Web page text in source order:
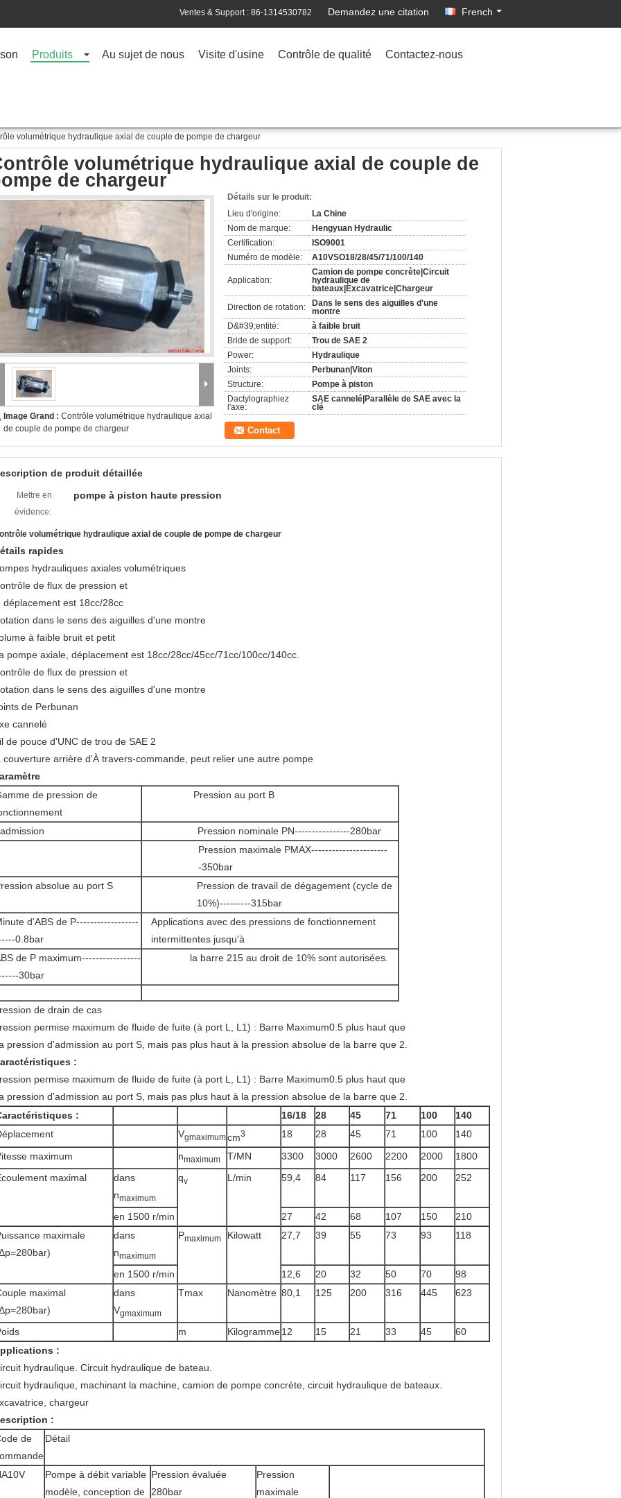
Ventes & Support : 86-1314530782 Demandez une citation French
Produits Au sujet de nous Visite d'usine Contrôle de qualité Contactez-nous
volumétrique hydraulique axial de couple de pompe de chargeur
volumétrique hydraulique axial de couple de
de chargeur
Image Grand : Contrôle volumétrique hydraulique axial
de couple de pompe de chargeur
Détails sur le produit:
Lieu d'origine:
La Chine
Nom de marque:
Hengyuan Hydraulic
Certification:
ISO9001
Numéro de modèle:
A10VSO18/28/45/71/100/140
Application:
Camion de pompe concrète|Circuit
hydraulique de
bateaux|Excavatrice|Chargeur
Direction de rotation:
Dans le sens des aiguilles d'une
montre
D&#39;entité:
à faible bruit
Bride de support:
Trou de SAE 2
Power:
Hydraulique
Joints:
Perbunan|Viton
Structure:
Pompe à piston
Dactylographiez
l'axe:
SAE cannelé|Parallèle de SAE avec la
clé
Contact
de produit détaillée
Mettre en
évidence:
pompe à piston haute pression
volumétrique hydraulique axial de couple de pompe de chargeur
rapides
hydrauliques axiales volumétriques
de flux de pression et
déplacement est 18cc/28cc
dans le sens des aiguilles d'une montre
à faible bruit et petit
pompe axiale, déplacement est 18cc/28cc/45cc/71cc/100cc/140cc.
de flux de pression et
dans le sens des aiguilles d'une montre
de Perbunan
cannelé
de pouce d'UNC de trou de SAE 2
couverture arrière d'À travers-commande, peut relier une autre pompe
de pression de
Pression au port B
Pression nominale PN----------------280bar
Pression maximale PMAX----------------------
-350bar
absolue au port S
Pression de travail de dégagement (cycle de
10%)---------315bar
d'ABS de P------------------
0.8bar
Applications avec des pressions de fonctionnement
intermittentes jusqu'à
de P maximum-----------------
30bar
la barre 215 au droit de 10% sont autorisées.
de drain de cas
permise maximum de fluide de fuite (à port L, L1) : Barre Maximum0.5 plus haut que
pression d'admission au port S, mais pas plus haut à la pression absolue de la barre que 2.
:
permise maximum de fluide de fuite (à port L, L1) : Barre Maximum0.5 plus haut que
pression d'admission au port S, mais pas plus haut à la pression absolue de la barre que 2.
:
16/18 28 45 71 100
140
Vgmaximumcm3 18 28 45 71 100
140
maximum
nmaximum T/MN 3300 3000 2600 2200 2000
1800
maximal
dans
nmaximum
qv L/min 59,4 84 117 156 200 252
en 1500 r/min 27 42 68 107 150
210
maximale
dans
nmaximum
Pmaximum Kilowatt 27,7 39 55 73 93 118
en 1500 r/min 12,6 20 32 50 70
98
maximal
dans
Vgmaximum
Tmax Nanomètre 80,1 125 200 316 445 623
m Kilogramme12 15 21 33 45
60
:
hydraulique. Circuit hydraulique de bateau.
hydraulique, machinant la machine, camion de pompe concrète, circuit hydraulique de bateaux.
chargeur
:
de
Détail
Pompe à débit variable
modèle, conception de
Pression évaluée
280bar
Pression
maximale